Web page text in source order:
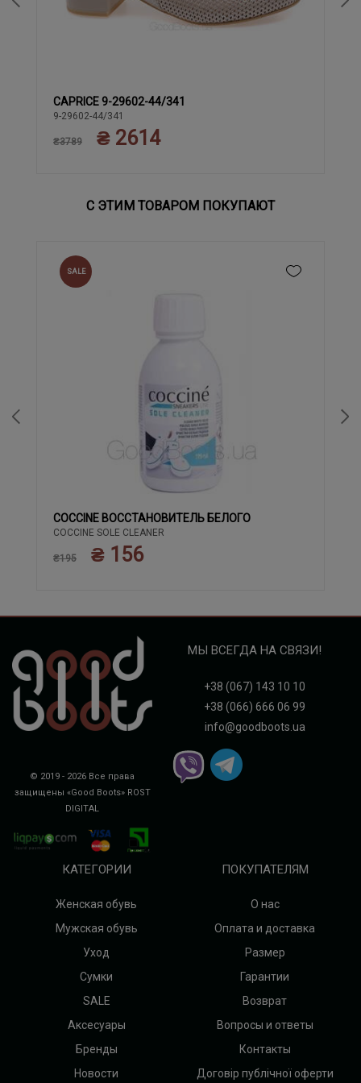
37.5 38 38.5 39 40
CAPRICE 9-29602-44/341
9-29602-44/341
₴3789 ₴ 2614
С ЭТИМ ТОВАРОМ ПОКУПАЮТ
SALE
COCCINE ВОССТАНОВИТЕЛЬ БЕЛОГО
COCCINE SOLE CLEANER
₴195 ₴ 156
© 2019 - 2026 Все права
защищены «Good Boots» ROST
DIGITAL
МЫ ВСЕГДА НА СВЯЗИ!
+38 (067) 143 10 10
+38 (066) 666 06 99
info@goodboots.ua
КАТЕГОРИИ
Женская обувь
Мужская обувь
Уход
Сумки
SALE
Аксесуары
Бренды
Новости
ПОКУПАТЕЛЯМ
О нас
Оплата и доставка
Размер
Гарантии
Возврат
Вопросы и ответы
Контакты
Договір публічної оферти